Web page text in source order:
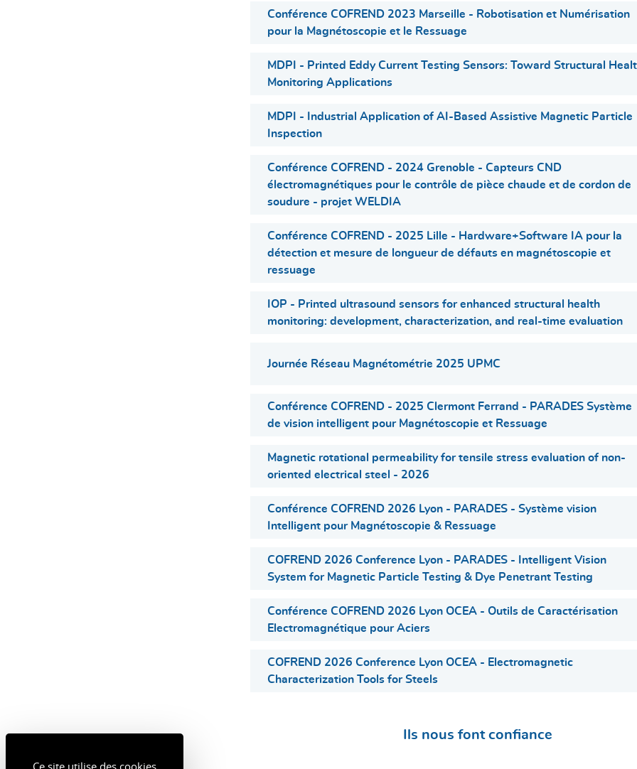
Conférence COFREND 2023 Marseille - Robotisation et Numérisation
pour la Magnétoscopie et le Ressuage
MDPI - Printed Eddy Current Testing Sensors: Toward Structural
Monitoring Applications
MDPI - Industrial Application of AI-Based Assistive Magnetic Particle
Inspection
Conférence COFREND - 2024 Grenoble - Capteurs CND
électromagnétiques pour le contrôle de pièce chaude et de cordon de
soudure - projet WELDIA
Conférence COFREND - 2025 Lille - Hardware+Software IA pour la
détection et mesure de longueur de défauts en magnétoscopie et
ressuage
IOP - Printed ultrasound sensors for enhanced structural health
monitoring: development, characterization, and real-time evaluation
Journée Réseau Magnétométrie 2025 UPMC
Conférence COFREND - 2025 Clermont Ferrand - PARADES Système
de vision intelligent pour Magnétoscopie et Ressuage
Magnetic rotational permeability for tensile stress evaluation of non-
oriented electrical steel - 2026
Conférence COFREND 2026 Lyon - PARADES - Système vision
Intelligent pour Magnétoscopie & Ressuage
COFREND 2026 Conference Lyon - PARADES - Intelligent Vision
System for Magnetic Particle Testing & Dye Penetrant Testing
Conférence COFREND 2026 Lyon OCEA - Outils de Caractérisation
Electromagnétique pour Aciers
COFREND 2026 Conference Lyon OCEA - Electromagnetic
Characterization Tools for Steels
Ils nous font confiance
Ce site utilise des cookies